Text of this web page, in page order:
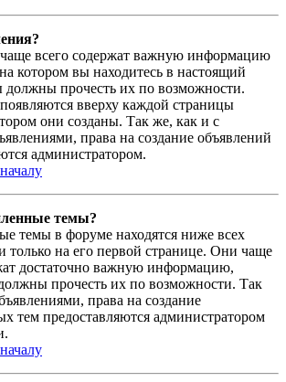
всего содержат важную информацию
котором вы находитесь в настоящий
прочесть их по возможности.
вверху каждой страницы
они созданы. Так же, как и с
права на создание объявлений
администратором.
темы?
темы в форуме находятся ниже всех
только на его первой странице. Они чаще
достаточно важную информацию,
прочесть их по возможности. Так
права на создание
тем предоставляются администратором